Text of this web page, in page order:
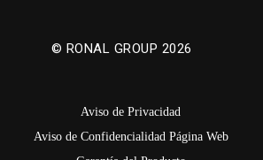
© RONAL GROUP 2026
Aviso de Privacidad
Aviso de Confidencialidad Página Web